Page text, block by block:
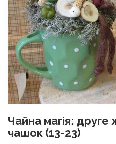
Чайна магія:
чашок (13-23)